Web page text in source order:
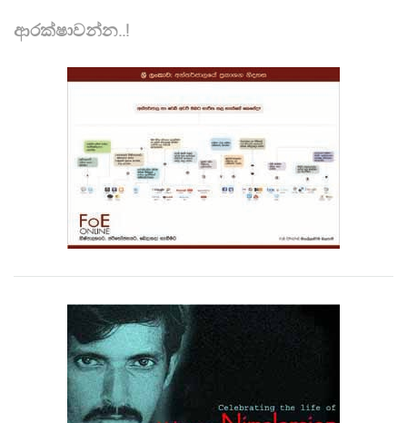
ආරක්ෂාවන්න..!